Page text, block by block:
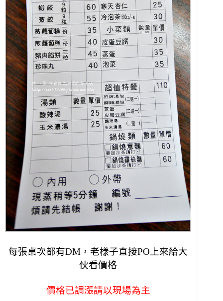
每張桌次都有DM，老樣子直接PO上來給大
伙看價格
價格已調漲請以現場為主